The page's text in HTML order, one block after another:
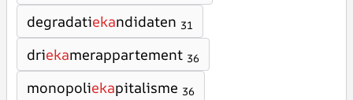
degradatiekandidaten 31
driekamerappartement 36
monopoliekapitalisme 36